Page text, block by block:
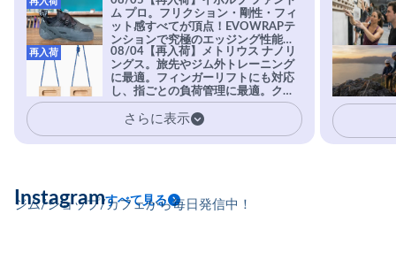
ム プロ。フリクション・剛性・フィ
ット感すべてが頂点！EVOWRAPテ
ンションで究極のエッジング性能を
実現。進化系ラバーEvo-74はTRAX
を凌駕する粘着力で極小ホールドに
安心感。
08/04【再入荷】メトリウス ナノリ
ングス。旅先やジム外トレーニング
に最適。フィンガーリフトにも対応
し、指ごとの負荷管理に最適。クラ
イマーの指を本気で鍛えるギア。
再入荷
さらに表示
ジム/ショップ/カフェから毎日発信中！
Instagramすべて見る